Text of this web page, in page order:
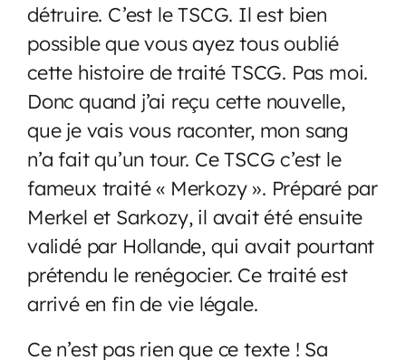
détruire. C’est le TSCG. Il est bien
possible que vous ayez tous oublié
cette histoire de traité TSCG. Pas moi.
Donc quand j’ai reçu cette nouvelle,
que je vais vous raconter, mon sang
n’a fait qu’un tour. Ce TSCG c’est le
fameux traité « Merkozy ». Préparé par
Merkel et Sarkozy, il avait été ensuite
validé par Hollande, qui avait pourtant
prétendu le renégocier. Ce traité est
arrivé en fin de vie légale.
Ce n’est pas rien que ce texte ! Sa